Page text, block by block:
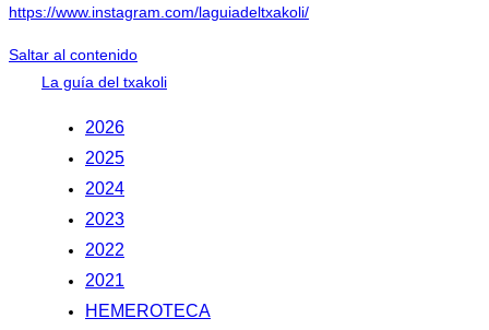
https://www.instagram.com/laguiadeltxakoli/
Saltar al contenido
La guía del txakoli
2026
2025
2024
2023
2022
2021
HEMEROTECA